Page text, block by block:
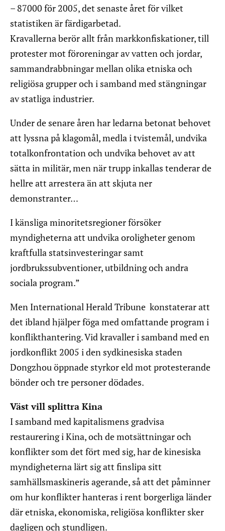
– 87000 för 2005, det senaste året för vilket
statistiken är färdigarbetad.
Kravallerna berör allt från markkonfiskationer, till
protester mot föroreningar av vatten och jordar,
sammandrabbningar mellan olika etniska och
religiösa grupper och i samband med stängningar
av statliga industrier.
Under de senare åren har ledarna betonat behovet
att lyssna på klagomål, medla i tvistemål, undvika
totalkonfrontation och undvika behovet av att
sätta in militär, men när trupp inkallas tenderar de
hellre att arrestera än att skjuta ner
demonstranter…
I känsliga minoritetsregioner försöker
myndigheterna att undvika oroligheter genom
kraftfulla statsinvesteringar samt
jordbrukssubventioner, utbildning och andra
sociala program.”
Men International Herald Tribune konstaterar att
det ibland hjälper föga med omfattande program i
konflikthantering. Vid kravaller i samband med en
jordkonflikt 2005 i den sydkinesiska staden
Dongzhou öppnade styrkor eld mot protesterande
bönder och tre personer dödades.
Väst vill splittra Kina
I samband med kapitalismens gradvisa
restaurering i Kina, och de motsättningar och
konflikter som det fört med sig, har de kinesiska
myndigheterna lärt sig att finslipa sitt
samhällsmaskineris agerande, så att det påminner
om hur konflikter hanteras i rent borgerliga länder
där etniska, ekonomiska, religiösa konflikter sker
dagligen och stundligen.